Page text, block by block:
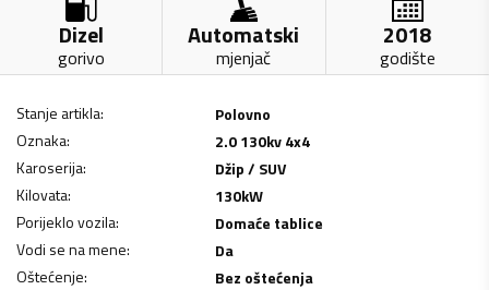
Dizel
gorivo
Automatski
mjenjač
2018
godište
Stanje artikla:
Polovno
Oznaka:
2.0 130kv 4x4
Karoserija:
Džip / SUV
Kilovata: 130kW
Porijeklo vozila:
Domaće tablice
Vodi se na mene:
Da
Oštećenje:
Bez oštećenja